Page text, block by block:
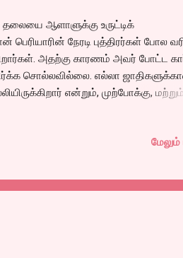
தலையை ஆளாளுக்கு உருட்டிக்
நேரடி புத்திரர்கள் போல
அதற்கு காரணம் அவர் போட்ட
சொல்லவில்லை. எல்லா
என்றும், முற்போக்கு, மற்றும்
எல்லாவற்றையும் தப்பாகவே
விளக்கவுரை போட்டு
மேலும்